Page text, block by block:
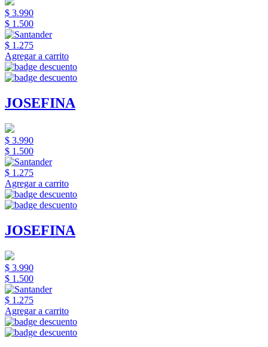
$ 3.990
$ 1.500
$ 1.275
Agregar a carrito
JOSEFINA
$ 3.990
$ 1.500
$ 1.275
Agregar a carrito
JOSEFINA
$ 3.990
$ 1.500
$ 1.275
Agregar a carrito